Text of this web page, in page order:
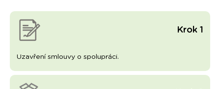
Krok 1
Uzavření smlouvy o spolupráci.